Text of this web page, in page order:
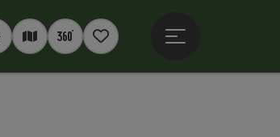
Interaktive Karte
360° Panoramen
Merkzettel